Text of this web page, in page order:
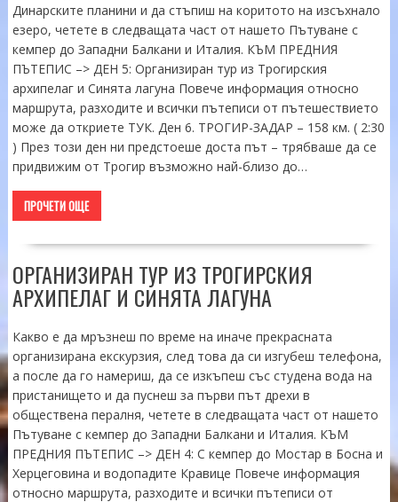
Динарските планини и да стъпиш на коритото на изсъхнало
езеро, четете в следващата част от нашето Пътуване с
кемпер до Западни Балкани и Италия. КЪМ ПРЕДНИЯ
ПЪТЕПИС –> ДЕН 5: Организиран тур из Трогирския
архипелаг и Синята лагуна Повече информация относно
маршрута, разходите и всички пътеписи от пътешествието
може да откриете ТУК. Ден 6. ТРОГИР-ЗАДАР – 158 км. ( 2:30
) През този ден ни предстоеше доста път – трябваше да се
придвижим от Трогир възможно най-близо до…
ПРОЧЕТИ ОЩЕ
ОРГАНИЗИРАН ТУР ИЗ ТРОГИРСКИЯ
АРХИПЕЛАГ И СИНЯТА ЛАГУНА
Какво е да мръзнеш по време на иначе прекрасната
организирана екскурзия, след това да си изгубеш телефона,
а после да го намериш, да се изкъпеш със студена вода на
пристанището и да пуснеш за първи път дрехи в
обществена пералня, четете в следващата част от нашето
Пътуване с кемпер до Западни Балкани и Италия. КЪМ
ПРЕДНИЯ ПЪТЕПИС –> ДЕН 4: С кемпер до Мостар в Босна и
Херцеговина и водопадите Кравице Повече информация
относно маршрута, разходите и всички пътеписи от